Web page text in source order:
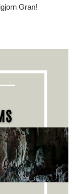
Gran!